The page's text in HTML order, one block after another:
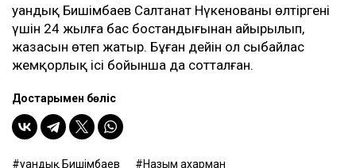
Назым Қахарман жаңа талап арыздан кейін өзі де
сотқа жүгінуі мүмкін екенін айтты. Ол алимент
өндіруді талап етпек, себебі төлемдер толық
Контекст